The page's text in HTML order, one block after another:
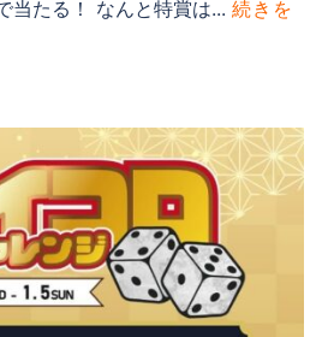
当たる！ なんと特賞は... 続きを